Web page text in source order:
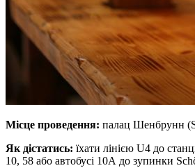
Місце проведення: палац Шенбрунн
Як дістатись: їхати лінією U4 до
10, 58 або автобусі 10А до зупинки